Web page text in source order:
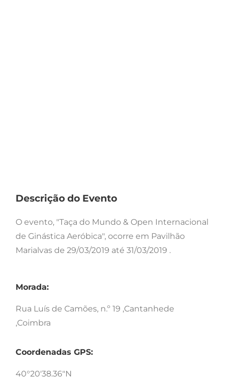
Descrição do Evento
O evento, "Taça do Mundo & Open Internacional
de Ginástica Aeróbica", ocorre em Pavilhão
Marialvas de 29/03/2019 até 31/03/2019 .
Morada:
Rua Luís de Camões, n.º 19 ,Cantanhede
,Coimbra
Coordenadas GPS:
40°20'38.36"N